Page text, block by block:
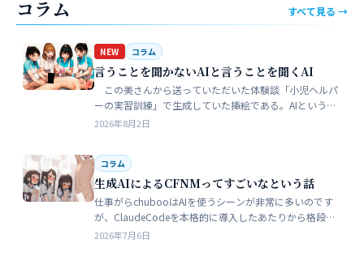
コラム すべて見る →
NEW コラム
言うことを聞かないAIと言うことを聞くAI
この美さんから送っていただいた体験談「小児ヘルパ
ーの実習訓練」で生成していた挿絵である。AIというの
は、どうしても細部が苦手でトークンを積まずにやれる
2026年8月2日
コラム
生成AIによるCFNMってすごいなという話
仕事がらchubooはAIを使うシーンが非常に多いのです
が、ClaudeCodeを本格的に導入したあたりから格段に
やれることが多くなった。昔からときどき思うことがあ
2026年7月6日